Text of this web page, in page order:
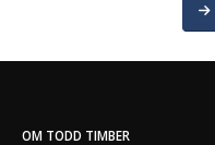
OM TODD TIMBER